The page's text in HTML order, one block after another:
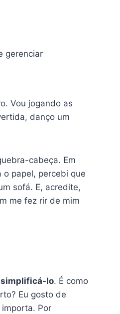
gerenciar
Vou jogando as
danço um
cabeça. Em
papel, percebi que
sofá. E, acredite,
me fez rir de mim
simplificá-lo. É como
Eu gosto de
Por